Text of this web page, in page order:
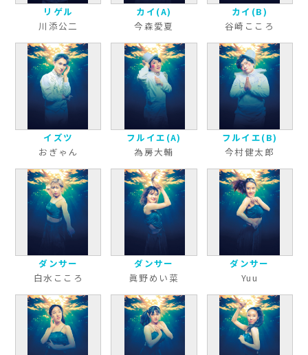
リゲル
川添公二
カイ(A)
今森愛夏
カイ(B)
谷崎こころ
イズツ
おぎゃん
フルイエ(A)
為房大輔
フルイエ(B)
今村健太郎
ダンサー
白水こころ
ダンサー
眞野めい菜
ダンサー
Yuu